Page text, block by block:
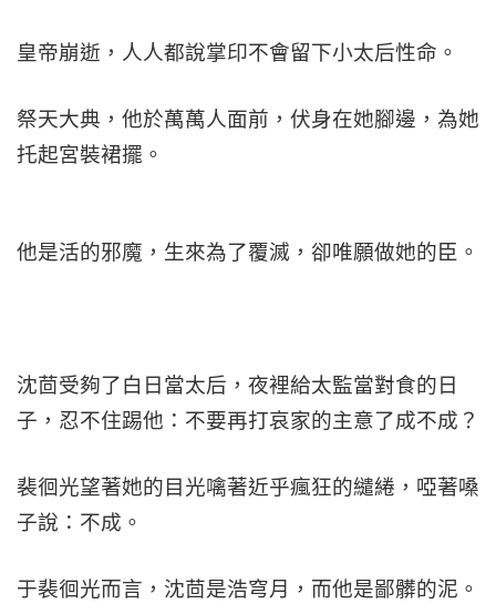
皇帝崩逝，人人都說掌印不會留下小太后性命。
祭天大典，他於萬萬人面前，伏身在她腳邊，為她
托起宮裝裙擺。
他是活的邪魔，生來為了覆滅，卻唯願做她的臣。
沈茴受夠了白日當太后，夜裡給太監當對食的日
子，忍不住踢他：不要再打哀家的主意了成不成？
裴徊光望著她的目光噙著近乎瘋狂的繾綣，啞著嗓
子說：不成。
于裴徊光而言，沈茴是浩穹月，而他是鄙髒的泥。